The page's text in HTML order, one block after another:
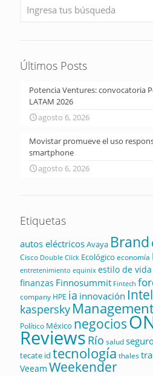
Últimos Posts
Potencia Ventures: convocatoria
LATAM 2026
agosto 6, 2026
Movistar promueve el uso
smartphone
agosto 6, 2026
Etiquetas
autos eléctricosAvaya Brand
Cisco Double Click Ecológico economía
entretenimiento equinix estilo de vida
finanzas Finnosummit Fintech
company HPE ia innovación
kaspersky
Político México negocios
Reviews Río salud
tecate id tecnología thales
Veeam Weekender